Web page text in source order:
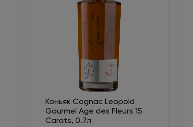
Коньяк Cognac Leopold
Gourmel Age des Fleurs 15
Carats, 0.7л